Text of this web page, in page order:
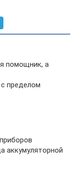
помощник, а
пределом
аккумуляторной